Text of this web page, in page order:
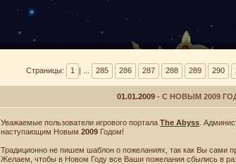
СВИНТУСЫ
Страницы: 1 | ... 285 286 287 288 289 290
01.01.2009- С НОВЫМ 2009
Уважаемые пользователи игрового портала The Abyss .
наступающим Новым 2009 Годом!
Традиционно не пишем шаблон о пожеланиях, так как Вы сами
Желаем, чтобы в Новом Году все Ваши пожелания сбылись в